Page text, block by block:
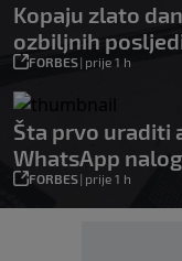
Kopaju zlato
ozbiljnih
FORBES| prije 1 h
Šta prvo uraditi
WhatsApp nalog
FORBES| prije 1 h